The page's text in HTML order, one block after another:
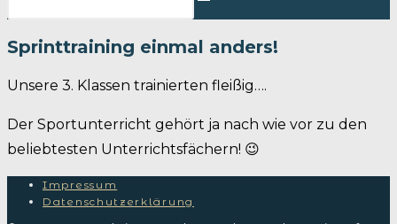
Sprinttraining einmal anders!
Unsere 3. Klassen trainierten fleißig….
Der Sportunterricht gehört ja nach wie vor zu den
beliebtesten Unterrichtsfächern! 😉
Impressum
Datenschutzerklärung